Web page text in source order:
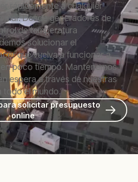
rápidamente a cualquier
mar. Desde generadores de
de temperatura
solucionar el
que vuelva a funcionar a
en poco tiempo. Mantenemos
espera a través de nuestras
todo el mundo.
solicitar presupuesto
online